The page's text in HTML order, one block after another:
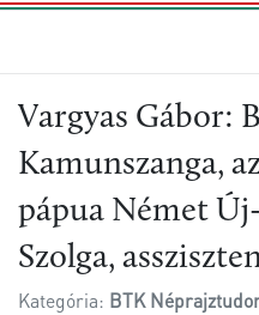
Vargyas Gábor:
Kamunszanga,
pápua Német
Szolga,
Kategória: BTK